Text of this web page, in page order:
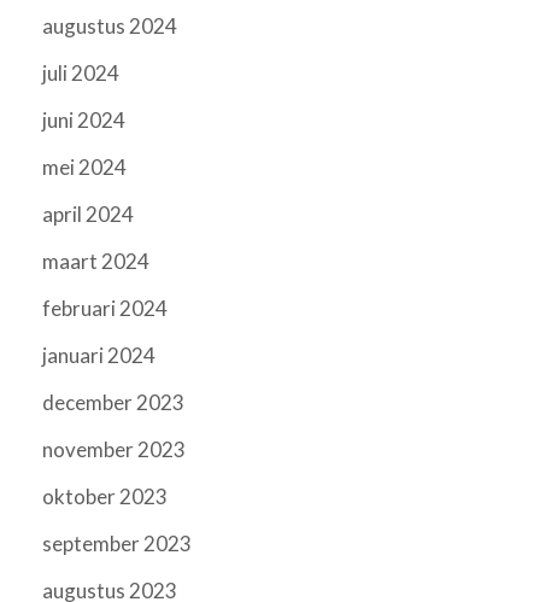
augustus 2024
juli 2024
juni 2024
mei 2024
april 2024
maart 2024
februari 2024
januari 2024
december 2023
november 2023
oktober 2023
september 2023
augustus 2023